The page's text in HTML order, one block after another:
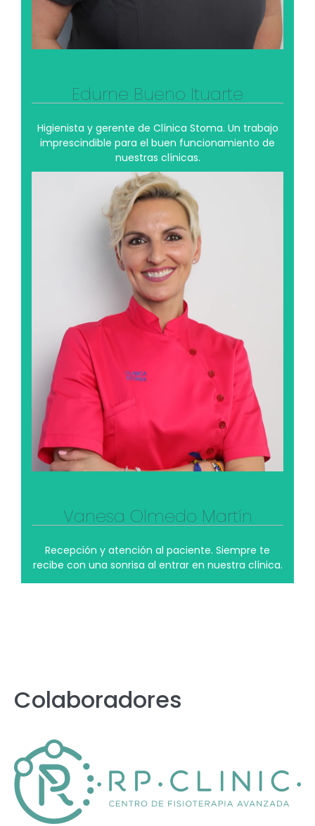
Edurne Bueno Ituarte
Higienista y gerente de Clínica Stoma. Un trabajo
imprescindible para el buen funcionamiento de
nuestras clínicas.
Vanesa Olmedo Martín
Recepción y atención al paciente. Siempre te
recibe con una sonrisa al entrar en nuestra clínica.
Vanesa Olmedo Martín
El derroche de amabilidad y simpatía en su
trabajo, lo recupera fácilmente con los momentos
que comparte con su familia y sus amigos.
Aunque dice que no es una aficionada al fútbol,
algunos de sus mejores momentos los disfruta
acompañando y animando a sus hijos en los
partidos que juegan con sus equipos. En su opinión,
lo importante es que aprendan a jugar en equipo
en esta vida.
Ver su perfil profesional
Colaboradores